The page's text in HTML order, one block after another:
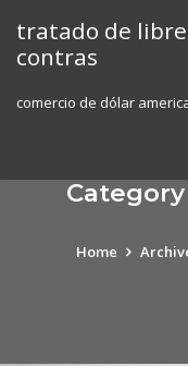
content
tratado de
contras
comercio de dólar
Home